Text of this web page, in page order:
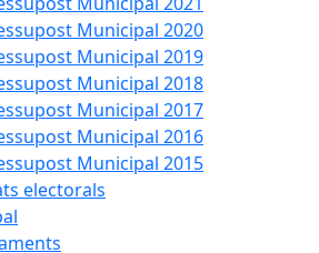
Municipal 2020
Municipal 2019
Municipal 2018
Municipal 2017
Municipal 2016
Municipal 2015
electorals